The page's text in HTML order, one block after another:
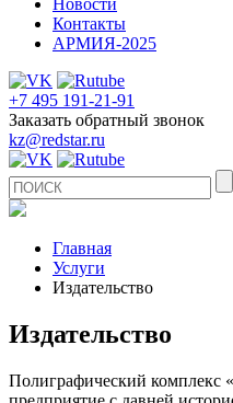
Новости
Контакты
АРМИЯ-2025
+7 495 191-21-91
Заказать обратный звонок
kz@redstar.ru
Главная
Услуги
Издательство
Издательство
Полиграфический комплекс